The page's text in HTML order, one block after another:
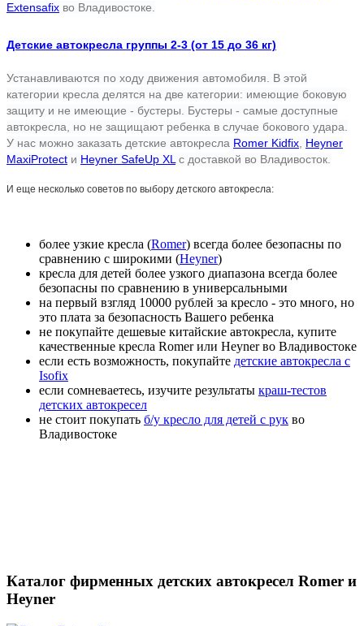
Extensafix во Владивостоке.
Детские автокресла группы 2-3 (от 15 до 36 кг)
Устанавливаются по ходу движения автомобиля. В этой
категории кресла делятся на две категории: имеющие боковую
защиту и не имеющие - бустеры. Бустеры - самые доступные
автокресла, но не защищают ребенка в случае бокового удара.
У нас можно заказать детские автокресла Romer Kidfix, Heyner
MaxiProtect и Heyner SafeUp XLс доставкой во Владивосток.
И еще несколько советов по выбору детского автокресла:
более узкие кресла (Romer) всегда более безопасны по
сравнению с широкими (Heyner)
кресла для детей более узкого диапазона всегда более
безопасны по сравнению в универсальными
на первый взгляд 10000 рублей за кресло - это много, но
это плата за безопасность Вашего ребенка
не покупайте дешевые китайские автокресла, купите
качественные кресла Romer или Heyner во Владивостоке
если есть возможность, покупайте детские автокресла с
Isofix
если сомневаетесь, изучите результаты краш-тестов
детских автокресел
не стоит покупать б/у кресло для детей с рук во
Владивостоке
Каталог фирменных детских автокресел Romer и
Heyner